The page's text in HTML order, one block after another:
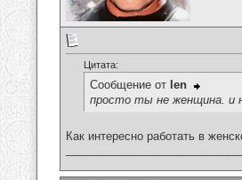
Цитата:
Сообщение от len
просто ты не женщина. и
Как интересно работать в